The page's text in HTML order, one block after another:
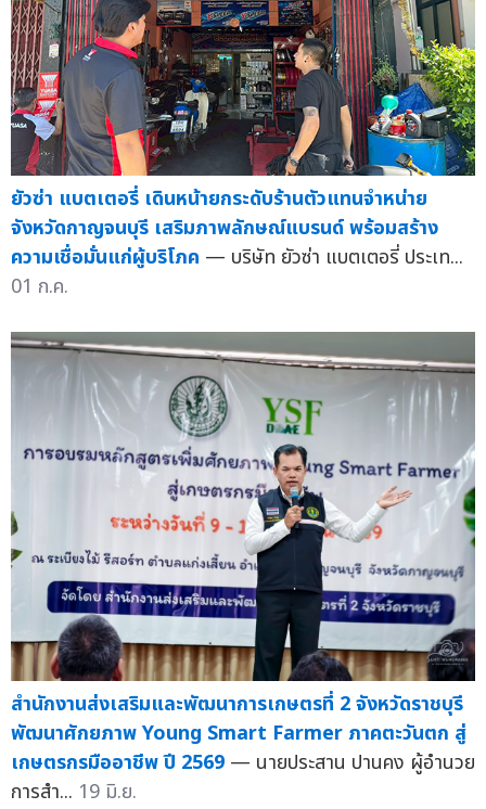
ยัวซ่า แบตเตอรี่ เดินหน้ายกระดับร้านตัวแทนจำหน่าย
จังหวัดกาญจนบุรี เสริมภาพลักษณ์แบรนด์ พร้อมสร้าง
ความเชื่อมั่นแก่ผู้บริโภค — บริษัท ยัวซ่า แบตเตอรี่ ประเท...
01 ก.ค.
สำนักงานส่งเสริมและพัฒนาการเกษตรที่ 2 จังหวัดราชบุรี
พัฒนาศักยภาพ Young Smart Farmer ภาคตะวันตก สู่
เกษตรกรมืออาชีพ ปี 2569 — นายประสาน ปานคง ผู้อำนวย
การสำ... 19 มิ.ย.